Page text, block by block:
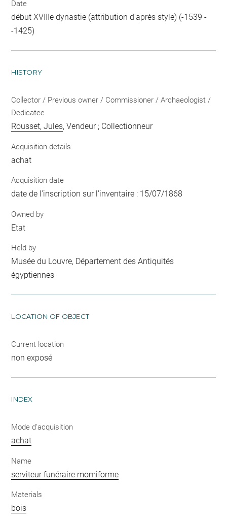
Date
début XVIIIe dynastie (attribution d'après style) (-1539 -
-1425)
HISTORY
Collector / Previous owner / Commissioner / Archaeologist /
Dedicatee
Rousset, Jules, Vendeur ; Collectionneur
Acquisition details
achat
Acquisition date
date de l'inscription sur l'inventaire : 15/07/1868
Owned by
Etat
Held by
Musée du Louvre, Département des Antiquités
égyptiennes
LOCATION OF OBJECT
Current location
non exposé
INDEX
Mode d'acquisition
achat
Name
serviteur funéraire momiforme
Materials
bois